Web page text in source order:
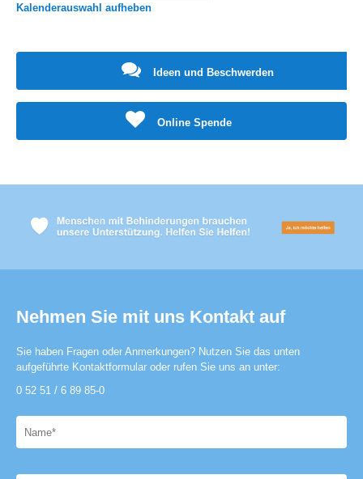
Kalenderauswahl aufheben
Ideen und Beschwerden
Online Spende
Nehmen Sie mit uns Kontakt auf
Sie haben Fragen oder Anmerkungen? Nutzen Sie das unten
aufgeführte Kontaktformular oder rufen Sie uns an unter:
0 52 51 / 6 89 85-0